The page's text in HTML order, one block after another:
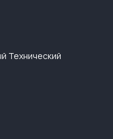
Технический